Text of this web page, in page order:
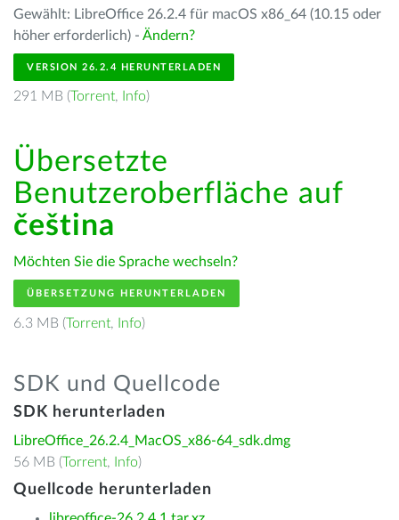
Gewählt: LibreOffice 26.2.4 für macOS x86_64 (10.15 oder
höher erforderlich) - Ändern?
VERSION 26.2.4 HERUNTERLADEN
291 MB (Torrent, Info)
Übersetzte
Benutzeroberfläche auf
čeština
Möchten Sie die Sprache wechseln?
ÜBERSETZUNG HERUNTERLADEN
6.3 MB (Torrent, Info)
SDK und Quellcode
SDK herunterladen
LibreOffice_26.2.4_MacOS_x86-64_sdk.dmg
56 MB (Torrent, Info)
Quellcode herunterladen